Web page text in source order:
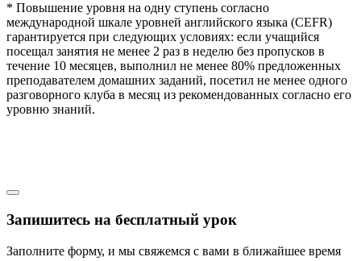
* Повышение уровня на одну ступень согласно
международной шкале уровней английского языка (CEFR)
гарантируется при следующих условиях: если учащийся
посещал занятия не менее 2 раз в неделю без пропусков в
течение 10 месяцев, выполнил не менее 80% предложенных
преподавателем домашних заданий, посетил не менее одного
разговорного клуба в месяц из рекомендованных согласно его
уровню знаний.
Запишитесь на бесплатный урок
Заполните форму, и мы свяжемся с вами в ближайшее время